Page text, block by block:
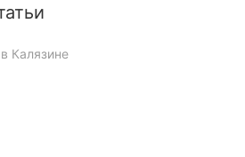
Калязине